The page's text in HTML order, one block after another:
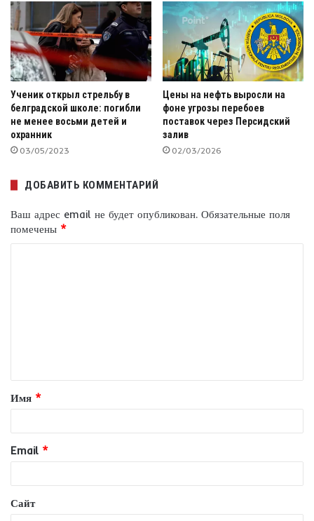
Ученик открыл стрельбу в
белградской школе: погибли
не менее восьми детей и
охранник
03/05/2023
Цены на нефть выросли на
фоне угрозы перебоев
поставок через Персидский
залив
02/03/2026
ДОБАВИТЬ КОММЕНТАРИЙ
Ваш адрес email не будет опубликован. Обязательные поля
помечены *
т
а
й
*
Имя *
Email *
Сайт